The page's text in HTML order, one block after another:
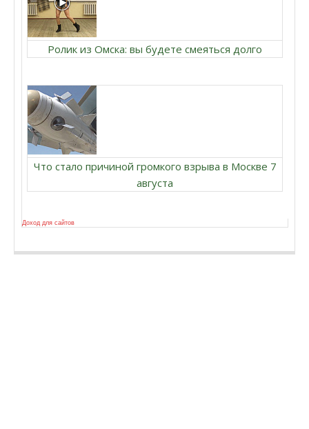
Ролик из Омска: вы будете смеяться долго
Что стало причиной громкого взрыва в Москве 7
августа
Доход для сайтов